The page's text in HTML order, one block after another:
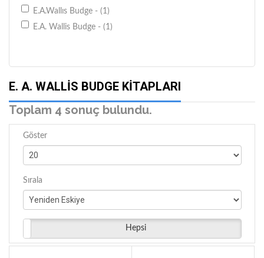
E.A.Wallıs Budge - (1)
E.A. Wallis Budge - (1)
E. A. WALLIS BUDGE KITAPLARI
Toplam 4 sonuç bulundu.
Göster
Sırala
Hepsi